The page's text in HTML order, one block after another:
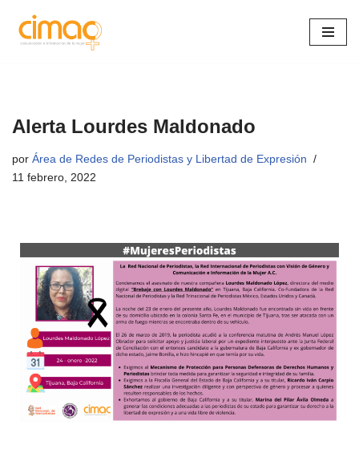
Saltar
Alerta Lourdes Maldonado
por Área de Redes de Periodistas y Libertad de Expresión
11 febrero, 2022